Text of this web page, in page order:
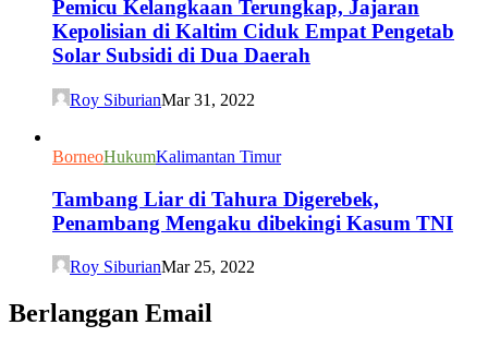
Pemicu Kelangkaan Terungkap, Jajaran
Kepolisian di Kaltim Ciduk Empat Pengetab
Solar Subsidi di Dua Daerah
Roy SiburianMar 31, 2022
BorneoHukumKalimantan Timur
Tambang Liar di Tahura Digerebek,
Penambang Mengaku dibekingi Kasum TNI
Roy SiburianMar 25, 2022
Berlanggan Email